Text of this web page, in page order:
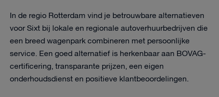
In de regio Rotterdam vind je betrouwbare alternatieven
voor Sixt bij lokale en regionale autoverhuurbedrijven die
een breed wagenpark combineren met persoonlijke
service. Een goed alternatief is herkenbaar aan BOVAG-
certificering, transparante prijzen, een eigen
onderhoudsdienst en positieve klantbeoordelingen.